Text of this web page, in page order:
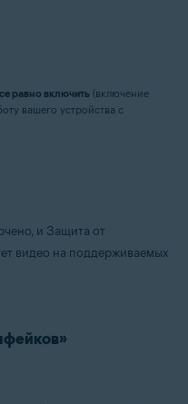
равно включить (включение
вашего устройства с
и Защита от
видео на поддерживаемых